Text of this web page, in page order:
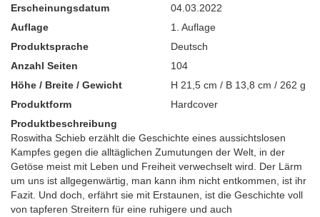
Erscheinungsdatum
04.03.2022
Auflage
1. Auflage
Produktsprache
Deutsch
Anzahl Seiten
104
Höhe / Breite / Gewicht
H 21,5 cm / B 13,8 cm / 262 g
Produktform
Hardcover
Produktbeschreibung
Roswitha Schieb erzählt die Geschichte eines aussichtslosen
Kampfes gegen die alltäglichen Zumutungen der Welt, in der
Getöse meist mit Leben und Freiheit verwechselt wird. Der Lärm
um uns ist allgegenwärtig, man kann ihm nicht entkommen, ist ihr
Fazit. Und doch, erfährt sie mit Erstaunen, ist die Geschichte voll
von tapferen Streitern für eine ruhigere und auch